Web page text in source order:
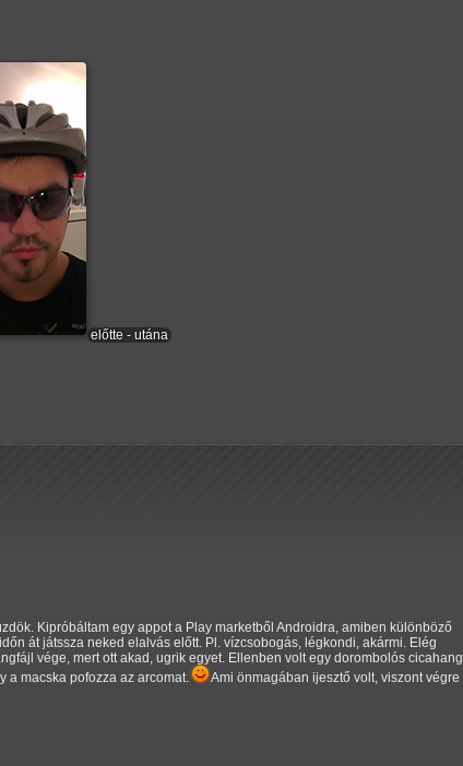
előtte - utána
Kipróbáltam egy appot a Play marketből Androidra, amiben különböző
át játssza neked elalvás előtt. Pl. vízcsobogás, légkondi, akármi. Elég
vége, mert ott akad, ugrik egyet. Ellenben volt egy dorombolós cicahang,
a macska pofozza az arcomat.
Ami önmagában ijesztő volt, viszont végre